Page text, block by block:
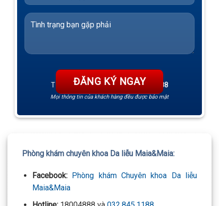
TƯ VẤN 24/7 HOTLINE:032.845.1188
Mọi thông tin của khách hàng đều được bảo mật
Phòng khám chuyên khoa Da liễu Maia&Maia:
Facebook:
Phòng khám Chuyên khoa Da liễu
Maia&Maia